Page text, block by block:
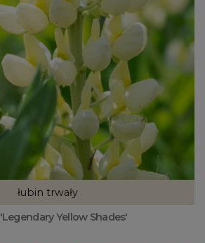
łubin trwały
Yellow Shades'